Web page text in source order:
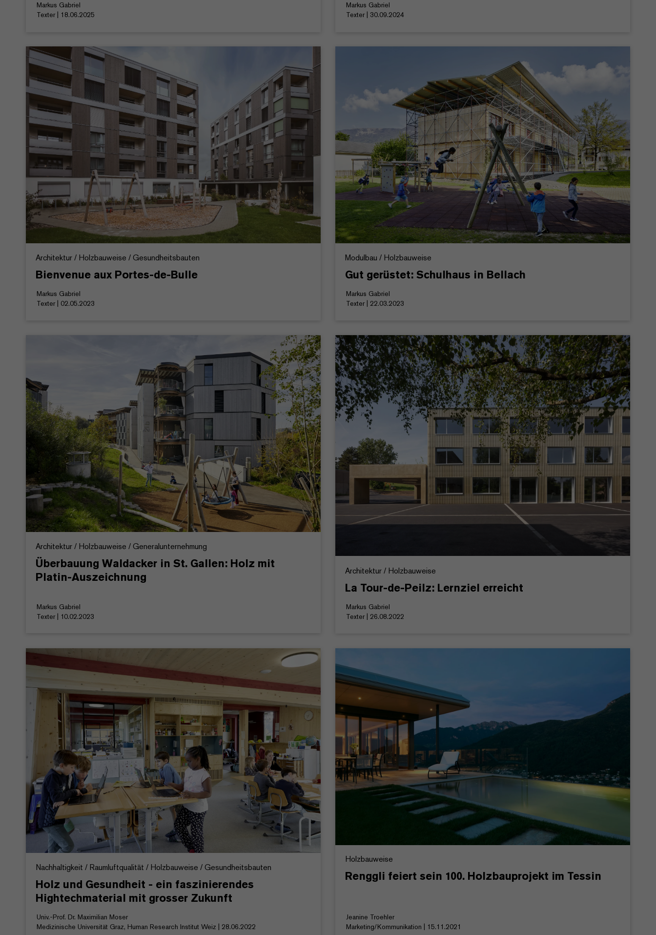
Markus Gabriel
Texter | 18.06.2025
Markus Gabriel
Texter | 30.09.2024
Architektur / Holzbauweise / Gesundheitsbauten
Bienvenue aux Portes-de-Bulle
Markus Gabriel
Texter | 02.05.2023
Modulbau / Holzbauweise
Gut gerüstet: Schulhaus in Bellach
Markus Gabriel
Texter | 22.03.2023
Architektur / Holzbauweise / Generalunternehmung
Überbauung Waldacker in St. Gallen: Holz mit
Platin-Auszeichnung
Markus Gabriel
Texter | 10.02.2023
Architektur / Holzbauweise
La Tour-de-Peilz: Lernziel erreicht
Markus Gabriel
Texter | 26.08.2022
Nachhaltigkeit / Raumluftqualität / Holzbauweise / Gesundheitsbauten
Holz und Gesundheit - ein faszinierendes
Hightechmaterial mit grosser Zukunft
Univ.-Prof. Dr. Maximilian Moser
Medizinische Universität Graz, Human Research Institut Weiz | 28.06.2022
Holzbauweise
Renggli feiert sein 100. Holzbauprojekt im Tessin
Jeanine Troehler
Marketing/Kommunikation | 15.11.2021